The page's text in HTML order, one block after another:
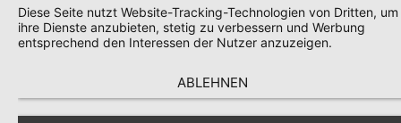
Diese Seite nutzt Website-Tracking-Technologien von Dritten, um
ihre Dienste anzubieten, stetig zu verbessern und Werbung
entsprechend den Interessen der Nutzer anzuzeigen.
ABLEHNEN